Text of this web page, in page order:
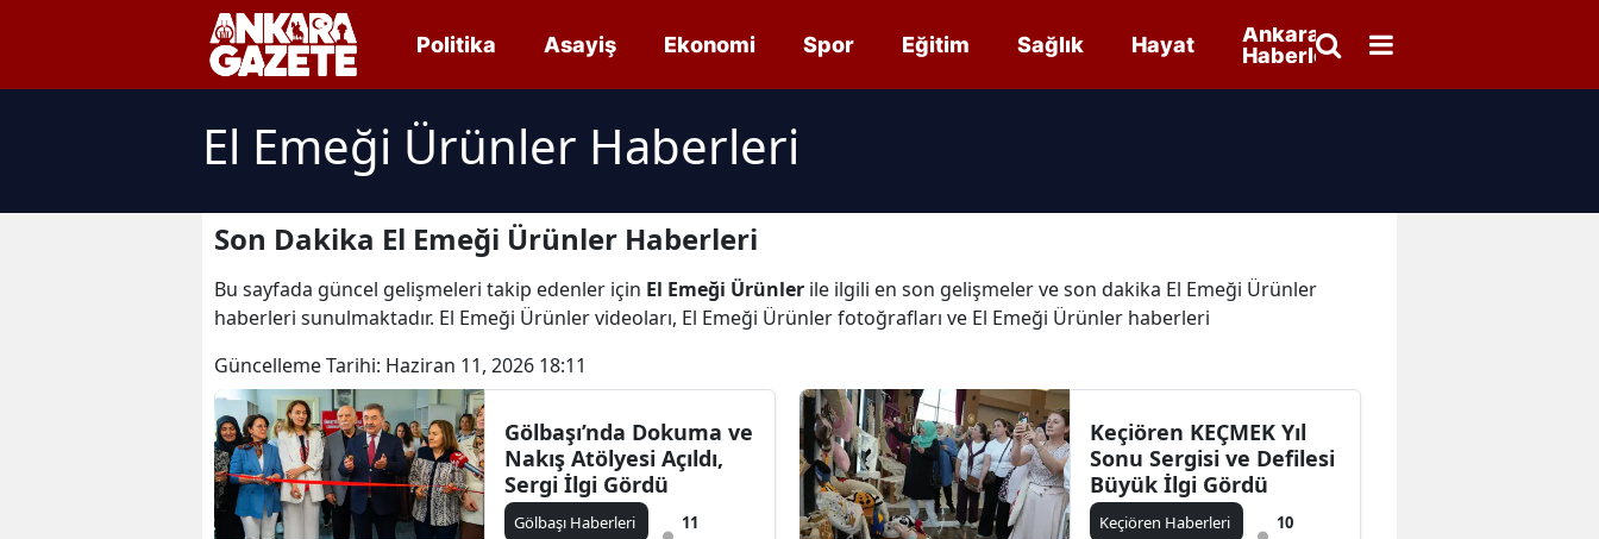
Politika Asayiş Ekonomi Spor Eğitim Sağlık Hayat
Ankara
Haberleri
El Emeği Ürünler Haberleri
Son Dakika El Emeği Ürünler Haberleri
Bu sayfada güncel gelişmeleri takip edenler için El Emeği Ürünler ile ilgili en son gelişmeler ve son dakika El Emeği Ürünler
haberleri sunulmaktadır. El Emeği Ürünler videoları, El Emeği Ürünler fotoğrafları ve El Emeği Ürünler haberleri
Güncelleme Tarihi: Haziran 11, 2026 18:11
Gölbaşı’nda Dokuma ve
Nakış Atölyesi Açıldı,
Sergi İlgi Gördü
Gölbaşı Haberleri
11
Keçiören KEÇMEK Yıl
Sonu Sergisi ve Defilesi
Büyük İlgi Gördü
Keçiören Haberleri
10